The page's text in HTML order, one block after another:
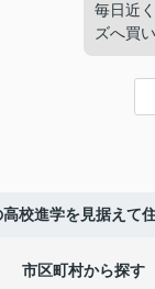
販売活
ガーデ
した。
インフ
投資家
「立地
毎日近
ズへ買
年月が
校進学を見据えて
市区町村から探す